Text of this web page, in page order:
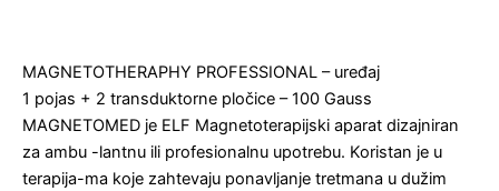
MAGNETOTHERAPHY PROFESSIONAL – uređaj
1 pojas + 2 transduktorne pločice – 100 Gauss
MAGNETOMED je ELF Magnetoterapijski aparat dizajniran
za ambu -lantnu ili profesionalnu upotrebu. Koristan je u
terapija-ma koje zahtevaju ponavljanje tretmana u dužim